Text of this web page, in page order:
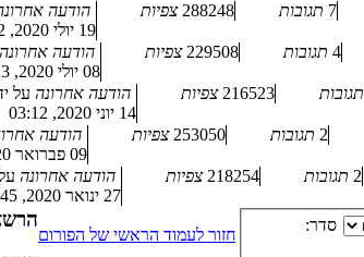
7 תגובות 288248 צפיות הודעה
19 יולי 2020, 20:52
4 תגובות 229508 צפיות הודעה אחרונה
08 יולי 2020, 20:23
תגובות 216523 צפיות הודעה אחרונה על
14 יוני 2020, 03:12
2 תגובות 253050 צפיות הודעה
09 פברואר 2020, 16:37
2 תגובות 218254 צפיות הודעה אחרונה
27 ינואר 2020, 18:45
סדר: חזור לעמוד הראשי של הפורום